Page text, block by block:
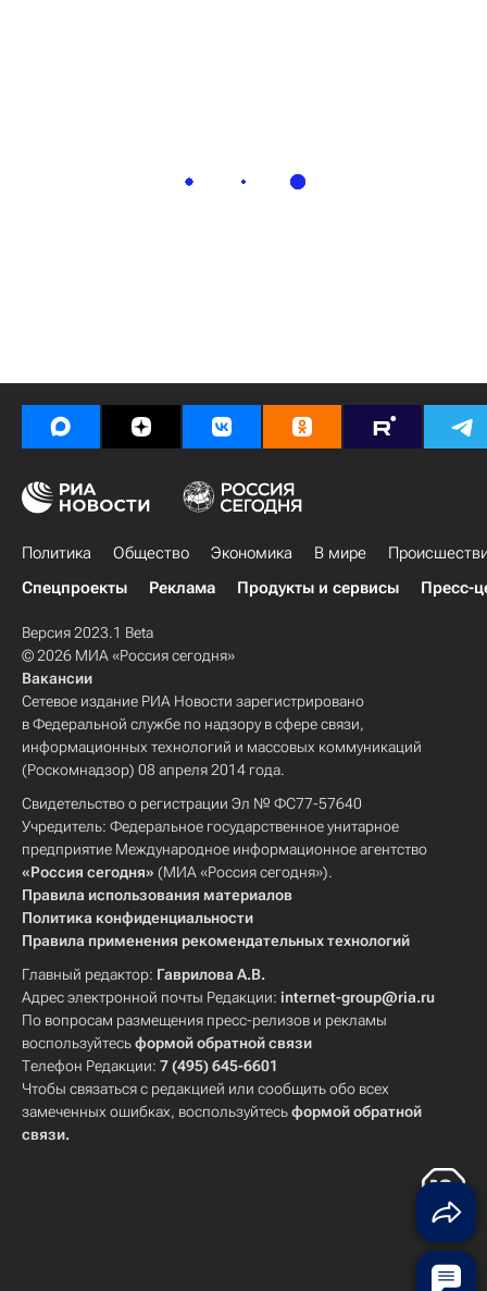
Политика Общество Экономика В мире
Спецпроекты
Реклама Продукты и сервисы Пресс-
Версия 2023.1 Beta
© 2026 МИА «Россия сегодня»
Вакансии
Сетевое издание РИА Новости зарегистрировано
в Федеральной службе по надзору в сфере связи,
информационных технологий и массовых коммуникаций
(Роскомнадзор) 08 апреля 2014 года.
Свидетельство о регистрации Эл № ФС77-57640
Учредитель: Федеральное государственное унитарное
предприятие Международное информационное агентство
«Россия сегодня» (МИА «Россия сегодня»).
Правила использования материалов
Политика конфиденциальности
Правила применения рекомендательных технологий
Главный редактор: Гаврилова А.В.
Адрес электронной почты Редакции: internet-group@ria.ru
По вопросам размещения пресс-релизов и рекламы
воспользуйтесьформой обратной связи
Телефон Редакции: 7 (495) 645-6601
Чтобы связаться с редакцией или сообщить обо всех
замеченных ошибках, воспользуйтесьформой обратной
связи.